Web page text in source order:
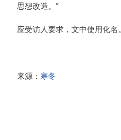
思想改造。”
应受访人要求，文中使用化名。
来源： 寒冬